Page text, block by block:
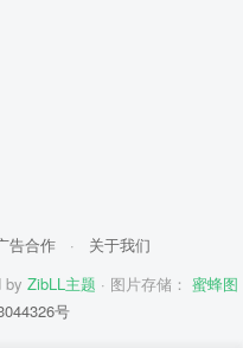
告合作 ·
关于我们
by ZibLL主题 · 图片存储： 蜜蜂图
号